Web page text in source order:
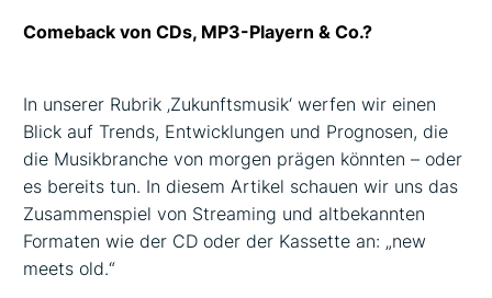
Comeback von CDs, MP3-Playern & Co.?
In unserer Rubrik ‚Zukunftsmusik‘ werfen wir einen
Blick auf Trends, Entwicklungen und Prognosen, die
die Musikbranche von morgen prägen könnten – oder
es bereits tun. In diesem Artikel schauen wir uns das
Zusammenspiel von Streaming und altbekannten
Formaten wie der CD oder der Kassette an: „new
meets old.“